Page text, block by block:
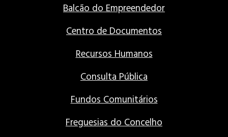
Balcão do Empreendedor
Centro de Documentos
Recursos Humanos
Consulta Pública
Fundos Comunitários
Freguesias do Concelho